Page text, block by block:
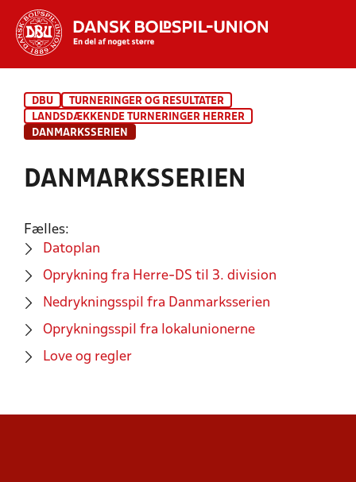
INDHOLD OG NYHEDER
DBU
TURNERINGER OG RESULTATER
LANDSDÆKKENDE TURNERINGER HERRER
DANMARKSSERIEN
DANMARKSSERIEN
Fælles:
Datoplan
Oprykning fra Herre-DS til 3. division
Nedrykningsspil fra Danmarksserien
Oprykningsspil fra lokalunionerne
Love og regler